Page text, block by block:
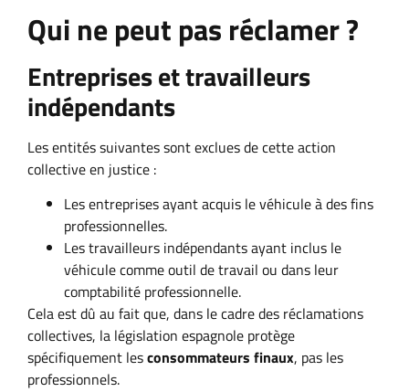
Qui ne peut pas réclamer ?
Entreprises et travailleurs
indépendants
Les entités suivantes sont exclues de cette action
collective en justice :
Les entreprises ayant acquis le véhicule à des fins
professionnelles.
Les travailleurs indépendants ayant inclus le
véhicule comme outil de travail ou dans leur
comptabilité professionnelle.
Cela est dû au fait que, dans le cadre des réclamations
collectives, la législation espagnole protège
spécifiquement lesconsommateurs finaux, pas les
professionnels.